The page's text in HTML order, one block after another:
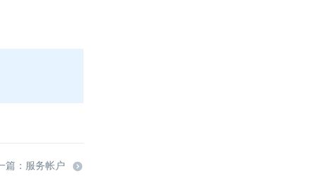
篇：服务帐户